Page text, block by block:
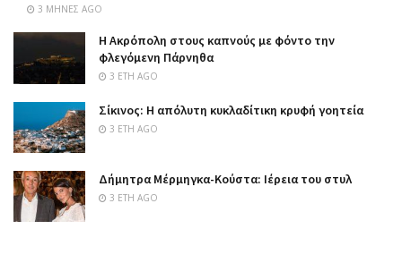
3 ΜΉΝΕΣ AGO
Η Ακρόπολη στους καπνούς με φόντο την
φλεγόμενη Πάρνηθα
3 ΈΤΗ AGO
Σίκινος: Η απόλυτη κυκλαδίτικη κρυφή γοητεία
3 ΈΤΗ AGO
Δήμητρα Μέρμηγκα-Κούστα: Ιέρεια του στυλ
3 ΈΤΗ AGO